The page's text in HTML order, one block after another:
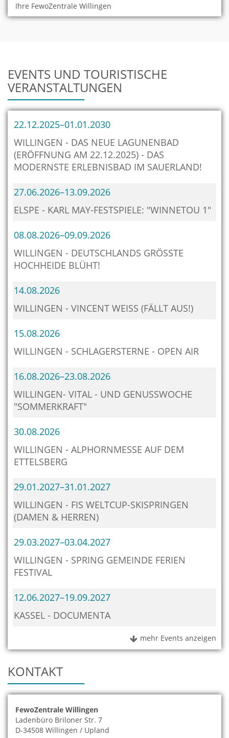
Ihre FewoZentrale Willingen
EVENTS UND TOURISTISCHE
VERANSTALTUNGEN
22.12.2025–01.01.2030
WILLINGEN - DAS NEUE LAGUNENBAD
(ERÖFFNUNG AM 22.12.2025) - DAS
MODERNSTE ERLEBNISBAD IM SAUERLAND!
27.06.2026–13.09.2026
ELSPE - KARL MAY-FESTSPIELE: "WINNETOU 1"
08.08.2026–09.09.2026
WILLINGEN - DEUTSCHLANDS GRÖSSTE H
OCHHEIDE BLÜHT!
14.08.2026
WILLINGEN - VINCENT WEISS (FÄLLT AUS!)
15.08.2026
WILLINGEN - SCHLAGERSTERNE - OPEN AIR
16.08.2026–23.08.2026
WILLINGEN- VITAL - UND GENUSSWOCHE
"SOMMERKRAFT"
30.08.2026
WILLINGEN - ALPHORNMESSE AUF DEM
ETTELSBERG
29.01.2027–31.01.2027
WILLINGEN - FIS WELTCUP-SKISPRINGEN
(DAMEN & HERREN)
29.03.2027–03.04.2027
WILLINGEN - SPRING GEMEINDE FERIEN
FESTIVAL
12.06.2027–19.09.2027
KASSEL - DOCUMENTA
mehr Events anzeigen
KONTAKT
FewoZentrale Willingen
Ladenbüro Briloner Str. 7
D-34508 Willingen / Upland